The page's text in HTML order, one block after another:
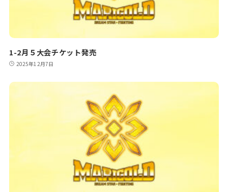
1-2月５大会チケット発売
2025年12月7日